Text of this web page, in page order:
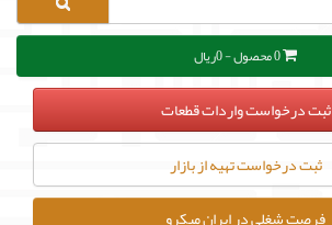
0 محصول - 0ریال
ثبت درخواست واردات قطعات
ثبت درخواست تهیه از بازار
فرصت شغلی در ایران میکرو